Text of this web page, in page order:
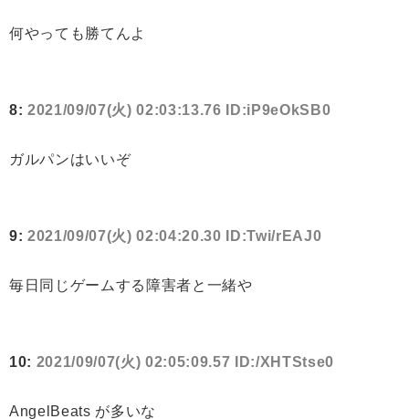
何やっても勝てんよ
8: 2021/09/07(火) 02:03:13.76 ID:iP9eOkSB0
ガルパンはいいぞ
9: 2021/09/07(火) 02:04:20.30 ID:Twi/rEAJ0
毎日同じゲームする障害者と一緒や
10: 2021/09/07(火) 02:05:09.57 ID:/XHTStse0
AngelBeats が多いな